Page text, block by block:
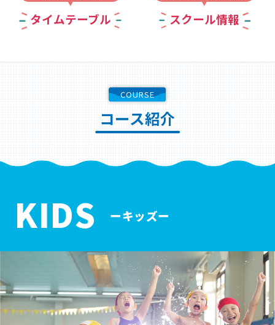
タイムテーブル スクール情報
COURSE
コース紹介
KIDS ーキッズー